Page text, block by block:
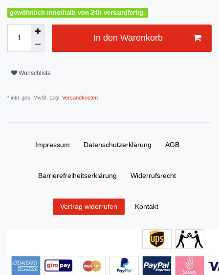
gewöhnlich innerhalb von 24h versandfertig.
In den Warenkorb
Wunschliste
* inkl. ges. MwSt. zzgl. Versandkosten
Impressum Daten­schutz­erklärung AGB
Barrierefreiheitserklärung Widerrufs­recht
Vertrag widerrufen Kontakt